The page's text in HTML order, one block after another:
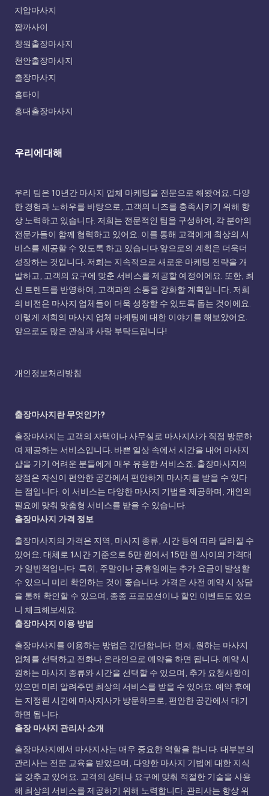
지압마사지
짭까사이
창원출장마사지
천안출장마사지
출장마사지
홈타이
홍대출장마사지
우리에대해
우리 팀은 10년간 마사지 업체 마케팅을 전문으로 해왔어요. 다양
한 경험과 노하우를 바탕으로, 고객의 니즈를 충족시키기 위해 항
상 노력하고 있습니다. 저희는 전문적인 팀을 구성하여, 각 분야의
전문가들이 함께 협력하고 있어요. 이를 통해 고객에게 최상의 서
비스를 제공할 수 있도록 하고 있습니다.앞으로의 계획은 더욱더
성장하는 것입니다. 저희는 지속적으로 새로운 마케팅 전략을 개
발하고, 고객의 요구에 맞춘 서비스를 제공할 예정이에요. 또한, 최
신 트렌드를 반영하여, 고객과의 소통을 강화할 계획입니다. 저희
의 비전은 마사지 업체들이 더욱 성장할 수 있도록 돕는 것이에요.
이렇게 저희의 마사지 업체 마케팅에 대한 이야기를 해보았어요.
앞으로도 많은 관심과 사랑 부탁드립니다!
개인정보처리방침
출장마사지란 무엇인가?
출장마사지는 고객의 자택이나 사무실로 마사지사가 직접 방문하
여 제공하는 서비스입니다. 바쁜 일상 속에서 시간을 내어 마사지
샵을 가기 어려운 분들에게 매우 유용한 서비스죠. 출장마사지의
장점은 자신이 편안한 공간에서 편안하게 마사지를 받을 수 있다
는 점입니다. 이 서비스는 다양한 마사지 기법을 제공하며, 개인의
필요에 맞춰 맞춤형 서비스를 받을 수 있습니다.
출장마사지 가격 정보
출장마사지의 가격은 지역, 마사지 종류, 시간 등에 따라 달라질 수
있어요. 대체로 1시간 기준으로 5만 원에서 15만 원 사이의 가격대
가 일반적입니다. 특히, 주말이나 공휴일에는 추가 요금이 발생할
수 있으니 미리 확인하는 것이 좋습니다. 가격은 사전 예약 시 상담
을 통해 확인할 수 있으며, 종종 프로모션이나 할인 이벤트도 있으
니 체크해보세요.
출장마사지 이용 방법
출장마사지를 이용하는 방법은 간단합니다. 먼저, 원하는 마사지
업체를 선택하고 전화나 온라인으로 예약을 하면 됩니다. 예약 시
원하는 마사지 종류와 시간을 선택할 수 있으며, 추가 요청사항이
있으면 미리 알려주면 최상의 서비스를 받을 수 있어요. 예약 후에
는 지정된 시간에 마사지사가 방문하므로, 편안한 공간에서 대기
하면 됩니다.
출장 마사지 관리사 소개
출장마사지에서 마사지사는 매우 중요한 역할을 합니다. 대부분의
관리사는 전문 교육을 받았으며, 다양한 마사지 기법에 대한 지식
을 갖추고 있어요. 고객의 상태나 요구에 맞춰 적절한 기술을 사용
해 최상의 서비스를 제공하기 위해 노력합니다. 관리사는 항상 위